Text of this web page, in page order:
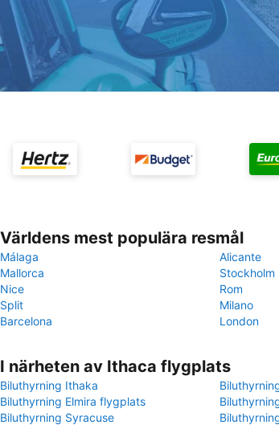
Världens mest populära resmål
Málaga
Alicante
Mallorca
Stockholm
Nice
Rom
Split
Milano
Barcelona
London
I närheten av Ithaca flygplats
Biluthyrning Ithaka
Biluthyrning Elmira flygplats
Biluthyrning Syracuse